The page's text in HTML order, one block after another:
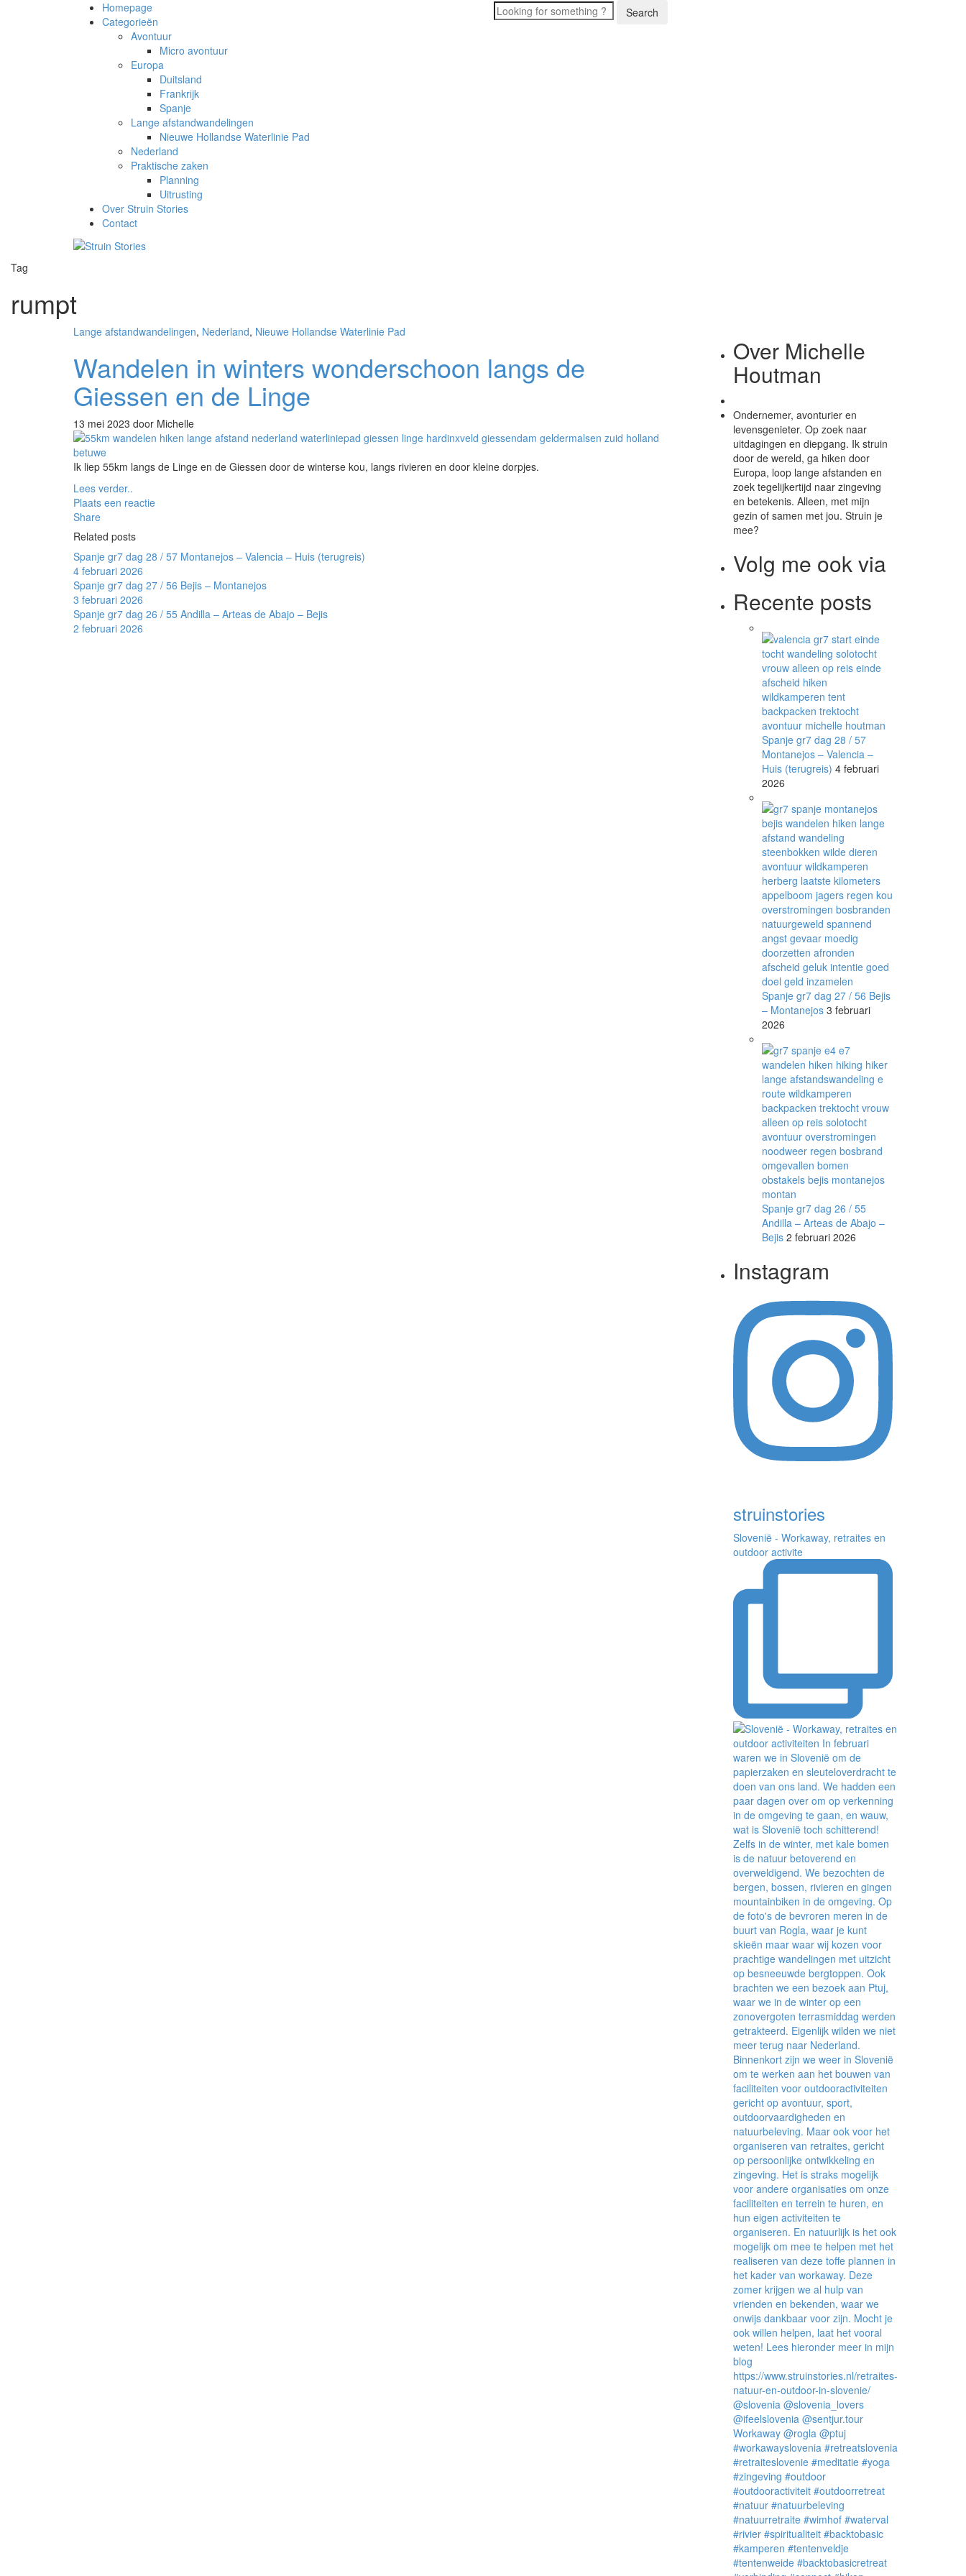
Homepage
Categorieën
Avontuur
Micro avontuur
Europa
Duitsland
Frankrijk
Spanje
Lange afstandwandelingen
Nieuwe Hollandse Waterlinie Pad
Nederland
Praktische zaken
Planning
Uitrusting
Over Struin Stories
Contact
Tag
rumpt
Lange afstandwandelingen, Nederland, Nieuwe Hollandse Waterlinie Pad
Wandelen in winters wonderschoon langs de
Giessen en de Linge
13 mei 2023 door Michelle
Ik liep 55km langs de Linge en de Giessen door de winterse kou, langs rivieren en door kleine dorpjes.
Lees verder..
Plaats een reactie
Share
Related posts
Spanje gr7 dag 28 / 57 Montanejos – Valencia – Huis (terugreis)
4 februari 2026
Spanje gr7 dag 27 / 56 Bejis – Montanejos
3 februari 2026
Spanje gr7 dag 26 / 55 Andilla – Arteas de Abajo – Bejis
2 februari 2026
Over Michelle
Houtman
Ondernemer, avonturier en
levensgenieter. Op zoek naar
uitdagingen en diepgang. Ik struin
door de wereld, ga hiken door
Europa, loop lange afstanden en
zoek tegelijkertijd naar zingeving
en betekenis. Alleen, met mijn
gezin of samen met jou. Struin je
mee?
Volg me ook via
Recente posts
Spanje gr7 dag 28 / 57
Montanejos – Valencia –
Huis (terugreis) 4 februari
2026
Spanje gr7 dag 27 / 56 Bejis
– Montanejos 3 februari
2026
Spanje gr7 dag 26 / 55
Andilla – Arteas de Abajo –
Bejis 2 februari 2026
Instagram
struinstories
Slovenië - Workaway, retraites en
outdoor activite